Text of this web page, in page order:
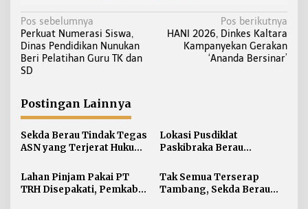
N
a
v
i
a
s
i
p
o
s
Pos sebelumnya
Perkuat Numerasi Siswa,
Dinas Pendidikan Nunukan
Beri Pelatihan Guru TK dan
SD
Pos berikutnya
HANI 2026, Dinkes Kaltara
Kampanyekan Gerakan
‘Ananda Bersinar’
Postingan Lainnya
Sekda Berau Tindak Tegas
ASN yang Terjerat Hukum,
Jabatan Turut Dihentikan
Lokasi Pusdiklat
Paskibraka Berau
Teluk Bayur
Lahan Pinjam Pakai PT
TRH Disepakati, Pemkab
Tak Semua Terserap
Tambang, Sekda Berau